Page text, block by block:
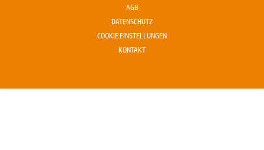
AGB
DATENSCHUTZ
COOKIE EINSTELLUNGEN
KONTAKT